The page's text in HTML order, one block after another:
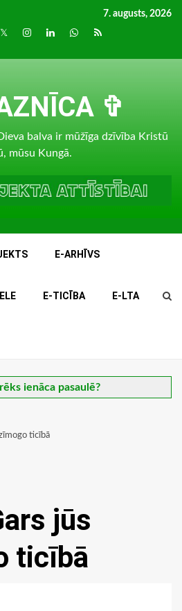
7. augusts, 2026
TwitterInstagram
LinkedInwhatsapp
RSS
✞
balva ir mūžīga dzīvība Kristū
mūsu Kungā.
E-ARHĪVS
E-TICĪBA E-LTA
ienāca pasaulē?
ticībā
jūs
ticībā